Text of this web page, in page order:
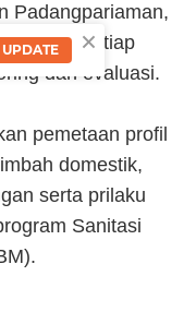
Padangpariaman,
hampir setiap
dan evaluasi.
pemetaan profil
domestik,
serta prilaku
Sanitasi
×
UPDATE